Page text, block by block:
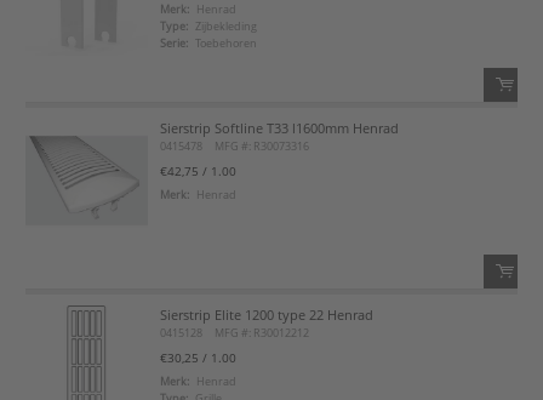
Voeg toe aan favorietenlijst
Merk:
Henrad
Type:
Zijbekleding
Serie:
Toebehoren
Sierstrip Softline T33 l1600mm Henrad
0415478 MFG #: R30073316
€42,75 / 1.00
Merk: Henrad
Sierstrip Elite 1200 type 22 Henrad
0415128 MFG #: R30012212
€30,25 / 1.00
Merk:
Henrad